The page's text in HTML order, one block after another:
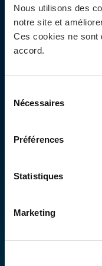
Nous utilisons des
notre site et
Ces cookies ne sont
accord.
Nécessaires
Préférences
Statistiques
Marketing
I expressly
send a
purposes.
consult our